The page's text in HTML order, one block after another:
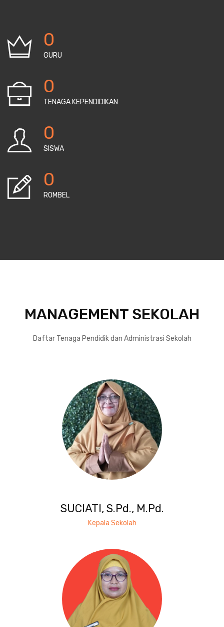
0
GURU
0
TENAGA KEPENDIDIKAN
0
SISWA
0
ROMBEL
MANAGEMENT SEKOLAH
Daftar Tenaga Pendidik dan Administrasi Sekolah
SUCIATI, S.Pd., M.Pd.
Kepala Sekolah